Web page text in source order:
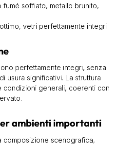
fumé soffiato, metallo brunito,
vetri perfettamente integri
perfettamente integri, senza
usura significativi. La struttura
condizioni generali, coerenti con
ambienti importanti
composizione scenografica,